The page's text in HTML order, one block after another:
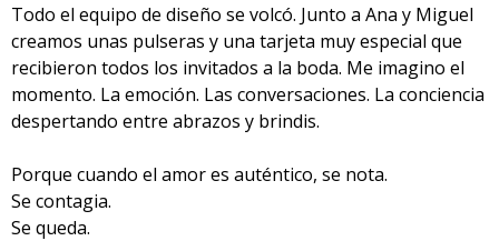
Todo el equipo de diseño se volcó. Junto a Ana y Miguel
creamos unas pulseras y una tarjeta muy especial que
recibieron todos los invitados a la boda. Me imagino el
momento. La emoción. Las conversaciones. La conciencia
despertando entre abrazos y brindis.
Porque cuando el amor es auténtico, se nota.
Se contagia.
Se queda.